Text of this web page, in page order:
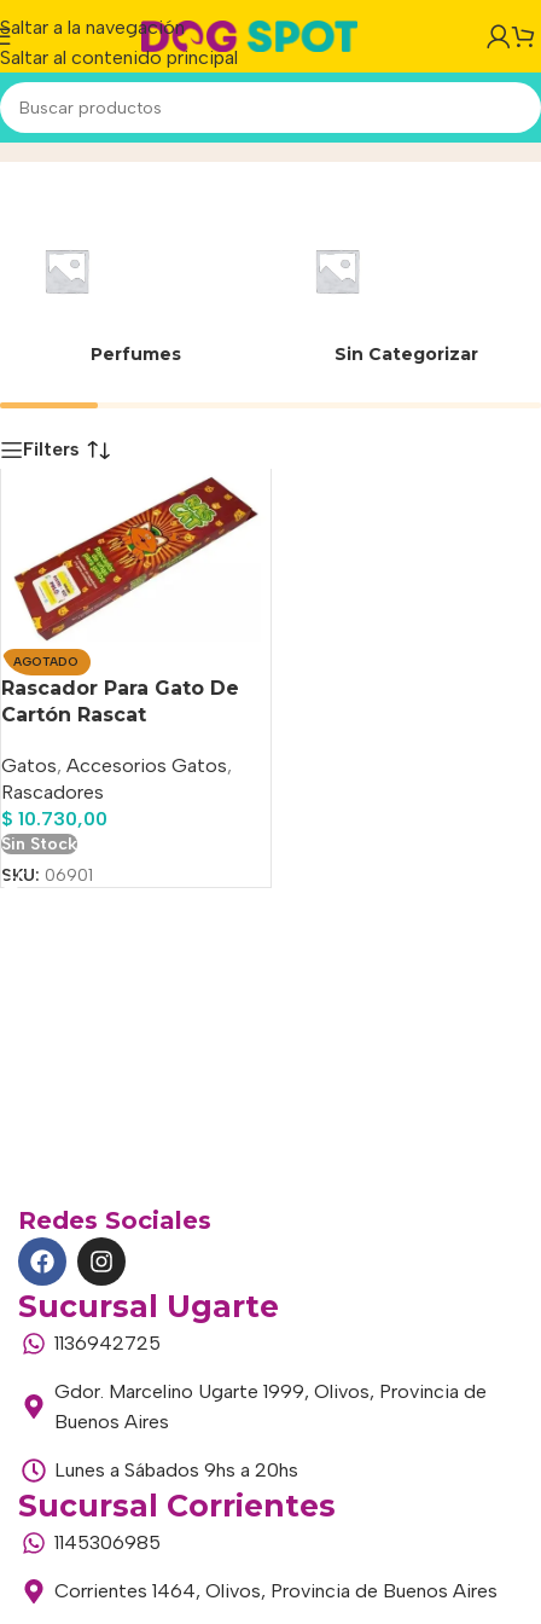
Saltar a la navegación
Saltar al contenido principal
06901Inicio/Producto
Perfumes Sin Categorizar
Filters
AGOTADO
Rascador Para Gato De
Cartón Rascat
Gatos, Accesorios Gatos,
Rascadores
$ 10.730,00
Sin Stock
SKU: 06901
Redes Sociales
Sucursal Ugarte
1136942725
Gdor. Marcelino Ugarte 1999, Olivos, Provincia de
Buenos Aires
Lunes a Sábados 9hs a 20hs
Sucursal Corrientes
1145306985
Corrientes 1464, Olivos, Provincia de Buenos Aires